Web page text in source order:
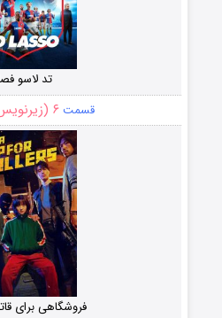
تد لاسو
قسمت ۶ (زیرنویس)
فروشگاهی برای